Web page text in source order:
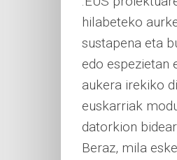
hilabeteko
sustapena eta
edo espezietan
aukera irekiko
euskarriak
datorkion
Beraz, mila